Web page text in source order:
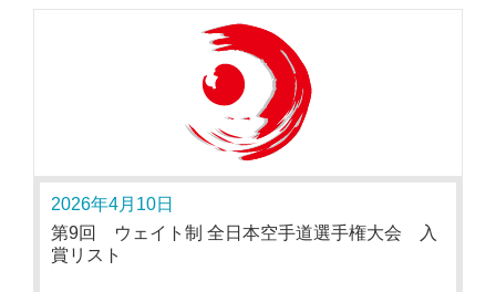
2026年4月10日
第9回 ウェイト制 全日本空手道選手権大会 入
賞リスト